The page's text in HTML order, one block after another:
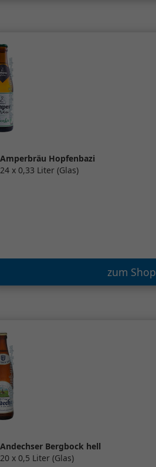
Amperbräu Hopfenbazi
24 x 0,33 Liter (Glas)
zum Shop
Andechser Bergbock hell
20 x 0,5 Liter (Glas)